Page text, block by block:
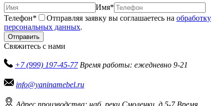
Имя*
Телефон* Отправляя заявку вы соглашаетесь на обработку
персональных данных.
Отправить
Свяжитесь с нами
+7 (999) 197-45-77 Время работы: ежедневно 9-21
info@yaninamebel.ru